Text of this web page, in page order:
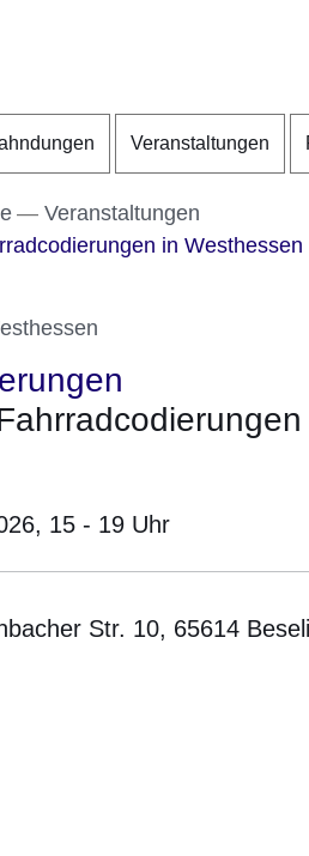
der Seite
der Seite
Veranstaltungen
Veranstaltungen
in Westhessen
15 - 19 Uhr
Str. 10, 65614